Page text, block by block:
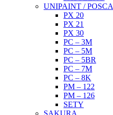
UNIPAINT / POSCA
PX 20
PX 21
PX 30
PC – 3M
PC – 5M
PC – 5BR
PC – 7M
PC – 8K
PM – 122
PM – 126
SETY
SAKURA